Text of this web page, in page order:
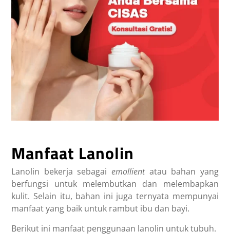
Manfaat Lanolin
Lanolin bekerja sebagai emollient atau bahan yang
berfungsi untuk melembutkan dan melembapkan
kulit. Selain itu, bahan ini juga ternyata mempunyai
manfaat yang baik untuk rambut ibu dan bayi.
Berikut ini manfaat penggunaan lanolin untuk tubuh.